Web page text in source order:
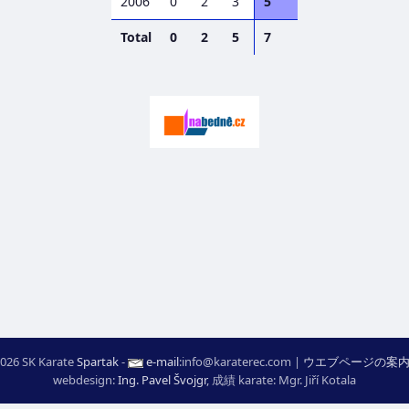
Total 0 2 5 7
SK KarateSpartak- e-mail:moc.ceretarak@ofni | ウエブページの案内
webdesign:Ing. Pavel Švojgr, 成績 karate: Mgr. Jiří Kotala